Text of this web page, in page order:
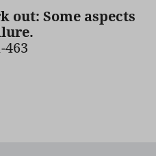
out: Some aspects
463